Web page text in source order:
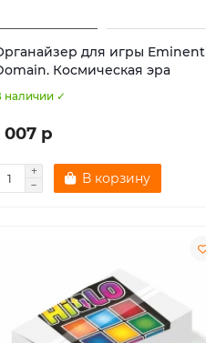
для игры Eminent
Космическая эра
наличии ✓
007 р
В корзину